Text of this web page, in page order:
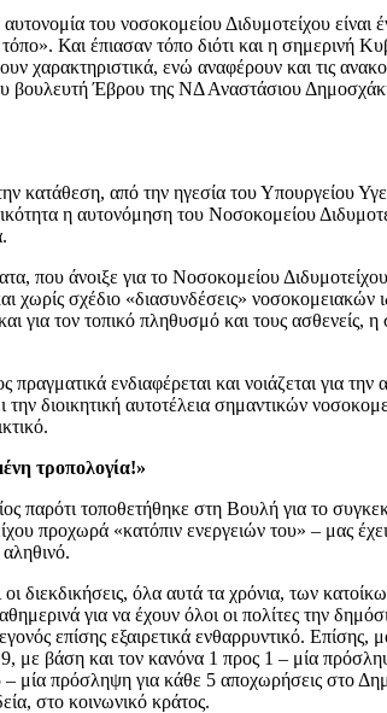
του νοσοκομείου Διδυμοτείχου
Και έπιασαν τόπο διότι και η σημερινή
χαρακτηριστικά, ενώ αναφέρουν και τις
βουλευτή Έβρου της ΝΔ Αναστάσιου
από την ηγεσία του Υπουργείου
η αυτονόμηση του Νοσοκομείου
που άνοιξε για το Νοσοκομείου
σχέδιο «διασυνδέσεις» νοσοκομειακών
για τον τοπικό πληθυσμό και τους
ενδιαφέρεται και νοιάζεται για
διοικητική αυτοτέλεια σημαντικών
τροπολογία!»
παρότι τοποθετήθηκε στη Βουλή για το
προχωρά «κατόπιν ενεργειών του» – μας
όλα αυτά τα χρόνια, των
για να έχουν όλοι οι πολίτες την
επίσης εξαιρετικά ενθαρρυντικό. Επίσης,
με βάση και τον κανόνα 1 προς 1 – μία
μία πρόσληψη για κάθε 5 αποχωρήσεις στο
στο κοινωνικό κράτος.